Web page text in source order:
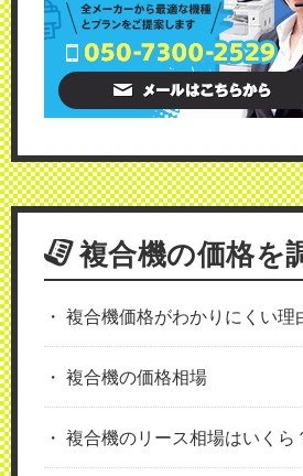
複合機の価格を
複合機価格がわかりにくい理
複合機の価格相場
複合機のリース相場はいくら